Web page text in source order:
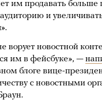
им продавать больше
и
ворует новостной
им в фейсбуке», —
блоге вице-
с новостными